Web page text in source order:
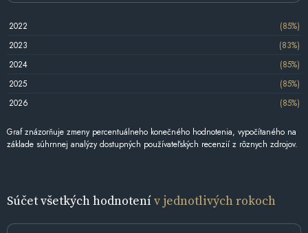
2022
(85%)
2023
(83%)
2024
(85%)
2025
(85%)
2026
(85%)
Graf znázorňuje zmeny percentuálneho konečného hodnotenia, vypočítaného na
základe súhrnnej analýzy dostupných používateľských recenzií z rôznych zdrojov.
Súčet všetkých hodnotenív jednotlivých rokoch